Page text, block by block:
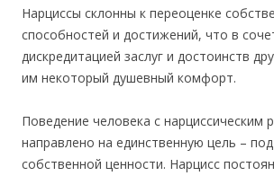
Нарциссы склонны к переоценке
способностей и достижений, что в
дискредитацией заслуг и достоинств
им некоторый душевный комфорт.
Поведение человека с нарциссическим
направлено на единственную цель –
собственной ценности. Нарцисс